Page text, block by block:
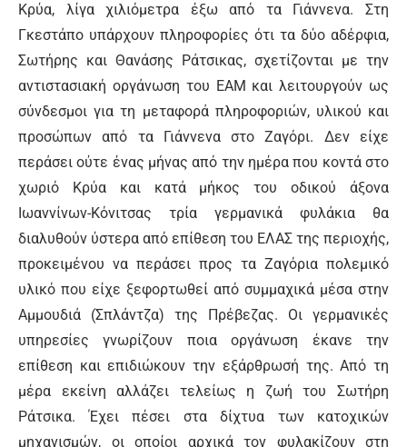
Κρύα, λίγα χιλιόμετρα έξω από τα Γιάννενα. Στη
Γκεστάπο υπάρχουν πληροφορίες ότι τα δύο αδέρφια,
Σωτήρης και Θανάσης Ράτσικας, σχετίζονται με την
αντιστασιακή οργάνωση του ΕΑΜ και λειτουργούν ως
σύνδεσμοι για τη μεταφορά πληροφοριών, υλικού και
προσώπων από τα Γιάννενα στο Ζαγόρι. Δεν είχε
περάσει ούτε ένας μήνας από την ημέρα που κοντά στο
χωριό Κρύα και κατά μήκος του οδικού άξονα
Ιωαννίνων-Κόνιτσας τρία γερμανικά φυλάκια θα
διαλυθούν ύστερα από επίθεση του ΕΛΑΣ της περιοχής,
προκειμένου να περάσει προς τα Ζαγόρια πολεμικό
υλικό που είχε ξεφορτωθεί από συμμαχικά μέσα στην
Αμμουδιά (Σπλάντζα) της Πρέβεζας. Οι γερμανικές
υπηρεσίες γνωρίζουν ποια οργάνωση έκανε την
επίθεση και επιδιώκουν την εξάρθρωσή της. Από τη
μέρα εκείνη αλλάζει τελείως η ζωή του Σωτήρη
Ράτσικα. Έχει πέσει στα δίχτυα των κατοχικών
μηχανισμών, οι οποίοι αρχικά τον φυλακίζουν στη